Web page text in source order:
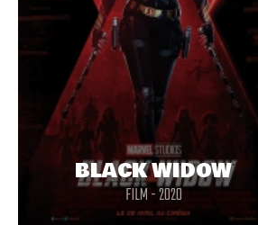
BLACK WIDOW
FILM - 2020